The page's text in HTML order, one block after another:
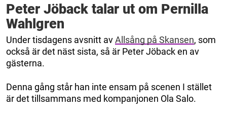
Peter Jöback talar ut om Pernilla
Wahlgren
Under tisdagens avsnitt avAllsång på Skansen, som
också är det näst sista, så är Peter Jöback en av
gästerna.
Denna gång står han inte ensam på scenen I stället
är det tillsammans med kompanjonen Ola Salo.